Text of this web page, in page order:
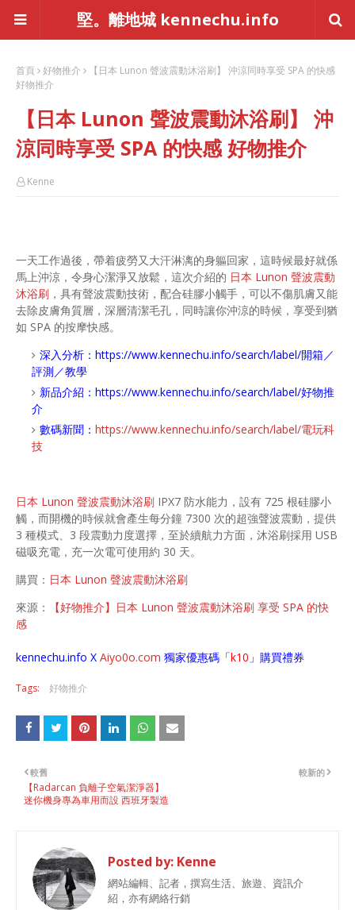
堅。離地城 kennechu.info
首頁 好物推介
【日本 Lunon 聲波震動沐浴刷】 沖涼同時享受 SPA 的快感
好物推介
【日本 Lunon 聲波震動沐浴刷】 沖
涼同時享受 SPA 的快感 好物推介
Kenne
一天工作過後，帶着疲勞又大汗淋漓的身軀回家，這時候最好就係
馬上沖涼，令身心潔淨又放鬆，這次介紹的 日本 Lunon 聲波震動
沐浴刷 ，具有聲波震動技術，配合硅膠小觸手，可以不傷肌膚又能
去除皮膚角質層，深層清潔毛孔，同時讓你沖涼的時候，享受到猶
如 SPA 的按摩快感。
深入分析： https://www.kennechu.info/search/label/開箱／
評測／教學
新品介紹： https://www.kennechu.info/search/label/好物推
介
數碼新聞： https://www.kennechu.info/search/label/電玩科
技
日本 Lunon 聲波震動沐浴刷 IPX7 防水能力，設有 725 根硅膠小
觸，而開機的時候就會產生每分鐘 7300 次的超強聲波震動，提供
3 種模式、3 段震動力度選擇，至於續航力方面，沐浴刷採用 USB
磁吸充電，充一次電可使用約 30 天。
購買： 日本 Lunon 聲波震動沐浴刷
來源：
【好物推介】日本 Lunon 聲波震動沐浴刷 享受 SPA 的快
感
kennechu.info X Aiyo0o.com 獨家優惠碼「k10 」購買禮券
Tags: 好物推介
較新的
較舊
【Radarcan 負離子空氣潔淨器】
迷你機身專為車用而設 西班牙製造
Posted by: Kenne
網站編輯、記者，撰寫生活、旅遊、資訊介
紹，亦有網絡行銷